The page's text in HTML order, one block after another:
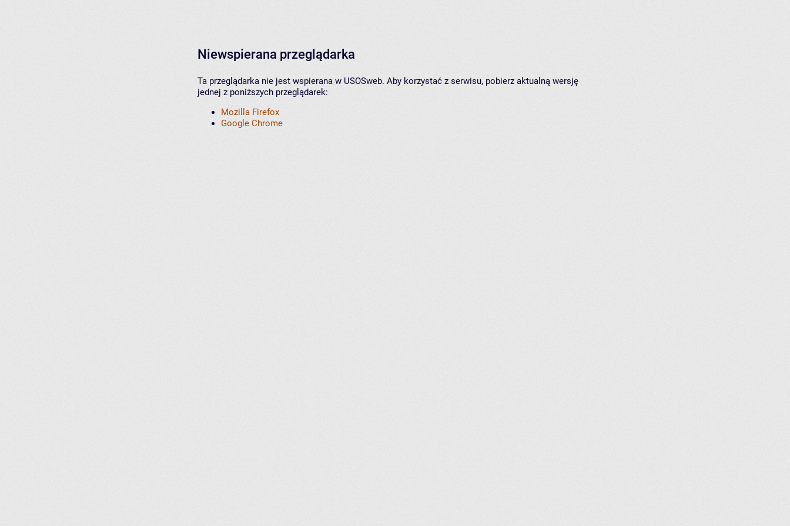
Niewspierana przeglądarka
Ta przeglądarka nie jest wspierana w USOSweb. Aby korzystać z serwisu, pobierz aktualną wersję
jednej z poniższych przeglądarek:
Mozilla Firefox
Google Chrome